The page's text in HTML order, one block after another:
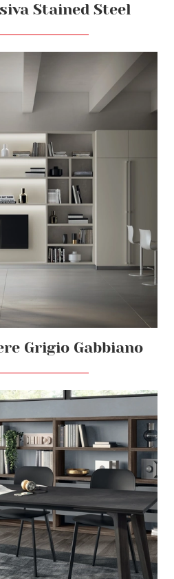
Stained Steel
Grigio Gabbiano